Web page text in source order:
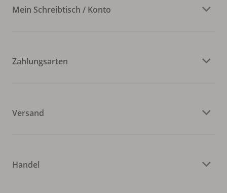
Mein Schreibtisch / Konto
Zahlungsarten
Versand
Handel